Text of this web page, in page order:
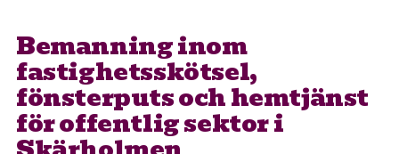
Bemanning inom
fastighetsskötsel,
fönsterputs och hemtjänst
för offentlig sektor i